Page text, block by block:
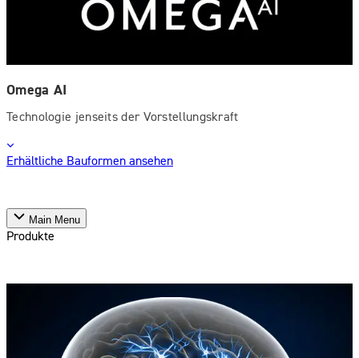
Omega AI
Technologie jenseits der Vorstellungskraft
Erhältliche Bauformen ansehen
Main Menu
Produkte